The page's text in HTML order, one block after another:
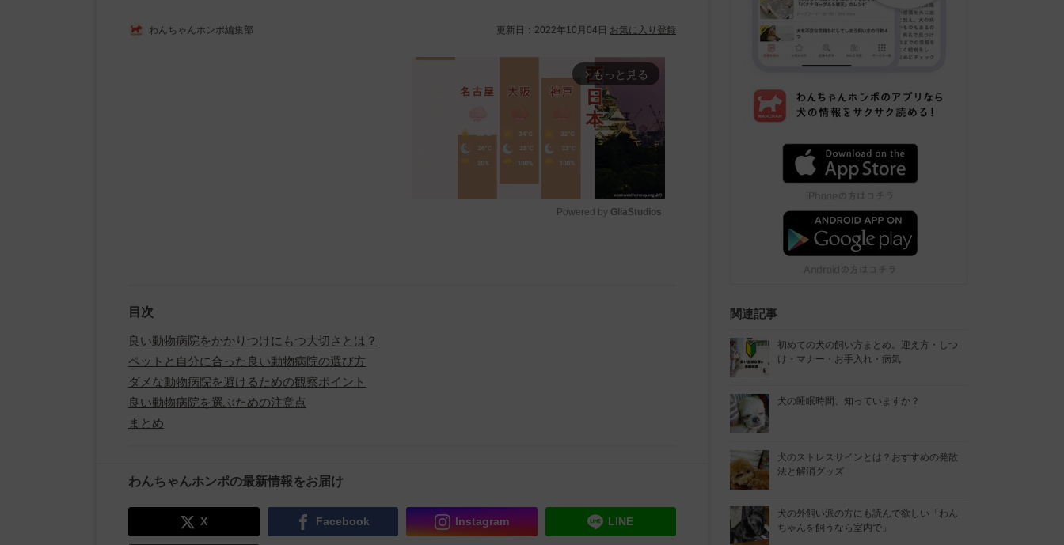
わんちゃんホンポ編集部 更新日： 2022年10月04日 お気に入り登録
arrow_forward_ios もっと見る
Powered by GliaStudios
目次
良い動物病院をかかりつけにもつ大切さとは？
ペットと自分に合った良い動物病院の選び方
ダメな動物病院を避けるための観察ポイント
良い動物病院を選ぶための注意点
まとめ
わんちゃんホンポの最新情報をお届け
X Facebook Instagram LINE
関連記事
初めての犬の飼い方まとめ。迎え方・しつ
け・マナー・お手入れ・病気
犬の睡眠時間、知っていますか？
犬のストレスサインとは？おすすめの発散
法と解消グッズ
犬の外飼い派の方にも読んで欲しい「わん
ちゃんを飼うなら室内で」